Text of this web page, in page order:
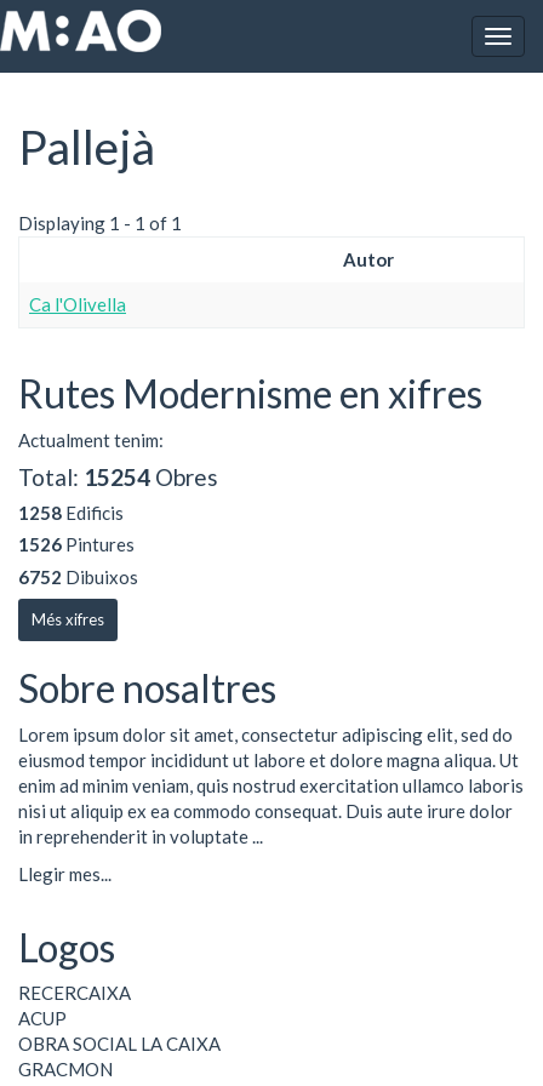
Vés al contingut
Inici Pallejà
Pallejà
Displaying 1 - 1 of 1
Autor
Ca l'Olivella
Rutes Modernisme en xifres
Actualment tenim:
Total: 15254 Obres
1258 Edificis
1526 Pintures
6752 Dibuixos
Més xifres
Sobre nosaltres
Lorem ipsum dolor sit amet, consectetur adipiscing elit, sed do
eiusmod tempor incididunt ut labore et dolore magna aliqua. Ut
enim ad minim veniam, quis nostrud exercitation ullamco laboris
nisi ut aliquip ex ea commodo consequat. Duis aute irure dolor
in reprehenderit in voluptate ...
Llegir mes...
Logos
RECERCAIXA
ACUP
OBRA SOCIAL LA CAIXA
GRACMON